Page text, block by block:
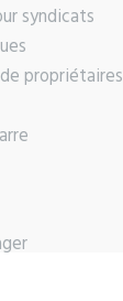
syndicats
propriétaires